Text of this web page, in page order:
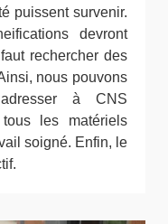
puissent survenir.
devront
rechercher des
nous pouvons
à CNS
les matériels
soigné. Enfin, le